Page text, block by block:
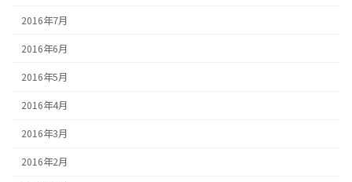
2016年7月
2016年6月
2016年5月
2016年4月
2016年3月
2016年2月